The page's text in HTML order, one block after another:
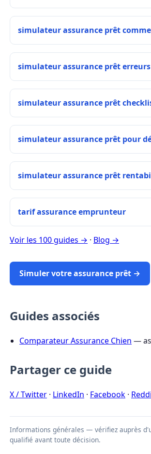
simulateur assurance prêt
simulateur assurance prêt
simulateur assurance prêt
simulateur assurance prêt pour
simulateur assurance prêt
tarif assurance emprunteur
Voir les 100 guides → · Blog →
Simuler votre assurance prêt →
Guides associés
Comparateur Assurance Chien —
Partager ce guide
X / Twitter · LinkedIn · Facebook ·
Informations générales — vérifiez auprès
qualifié avant toute décision.